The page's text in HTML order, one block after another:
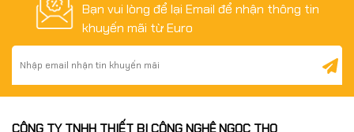
Bạn vui lòng để lại Email để nhận thông tin
khuyến mãi từ Euro